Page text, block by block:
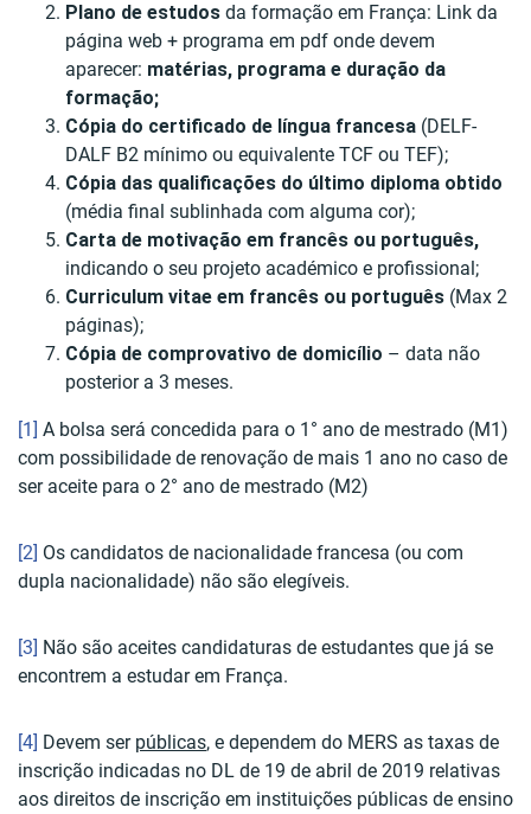
Plano de estudos da formação em França: Link da
página web + programa em pdf onde devem
aparecer: matérias, programa e duração da
formação;
Cópia do certificado de língua francesa (DELF-
DALF B2 mínimo ou equivalente TCF ou TEF);
Cópia das qualificações do último diploma obtido
(média final sublinhada com alguma cor);
Carta de motivação em francês ou português,
indicando o seu projeto académico e profissional;
Curriculum vitae em francês ou português (Max 2
páginas);
Cópia de comprovativo de domicílio – data não
posterior a 3 meses.
[1] A bolsa será concedida para o 1° ano de mestrado (M1)
com possibilidade de renovação de mais 1 ano no caso de
ser aceite para o 2° ano de mestrado (M2)
[2] Os candidatos de nacionalidade francesa (ou com
dupla nacionalidade) não são elegíveis.
[3] Não são aceites candidaturas de estudantes que já se
encontrem a estudar em França.
[4] Devem ser públicas, e dependem do MERS as taxas de
inscrição indicadas no DL de 19 de abril de 2019 relativas
aos direitos de inscrição em instituições públicas de ensino